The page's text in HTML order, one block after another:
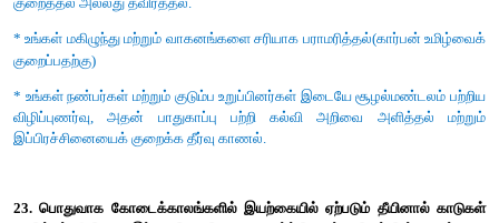
சங்கிலியின் பெயரை கண்டறிந்து விளக்குக. அதன்
மட்குப்பொருள் (சிதைவுக்கூளம்) உணவுச் சங்கிலி
மட்குப்பொருள் உணவுச்சங்கிலி :
முக்கிய ஆற்றல் மூலமாக உள்ளது.